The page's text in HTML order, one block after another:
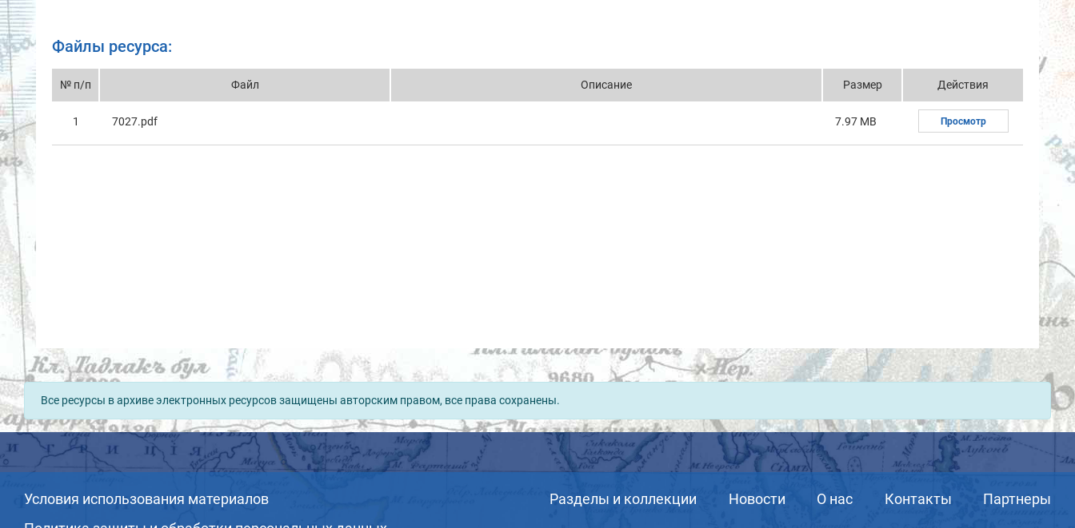
Файлы ресурса:
№ п/п Файл Описание Размер Действия
1 7027.pdf 7.97 MB Просмотр
Все ресурсы в архиве электронных ресурсов защищены авторским правом, все права сохранены.
Условия использования материалов
Разделы и коллекции Новости О нас Контакты Партнеры